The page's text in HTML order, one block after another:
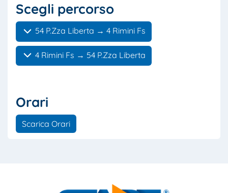
Scegli percorso
54 P.Zza Liberta → 4 Rimini Fs
4 Rimini Fs → 54 P.Zza Liberta
Orari
Scarica Orari